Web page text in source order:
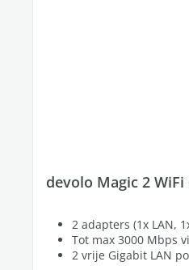
devolo Magic 2
2 adapters (1x LAN,
Tot max 3000 Mbps
2 vrije Gigabit LAN